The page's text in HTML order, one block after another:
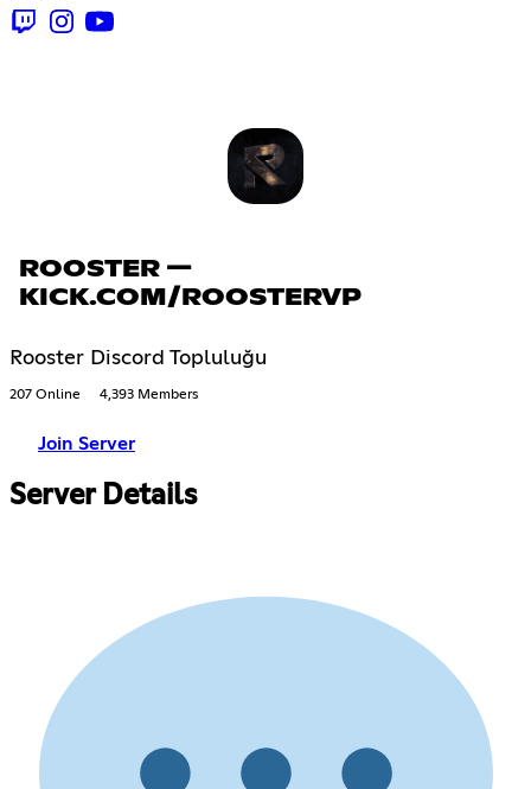
ROOSTER —
KICK.COM/ROOSTERVP
Rooster Discord Topluluğu
207 Online 4,393 Members
Join Server
Server Details